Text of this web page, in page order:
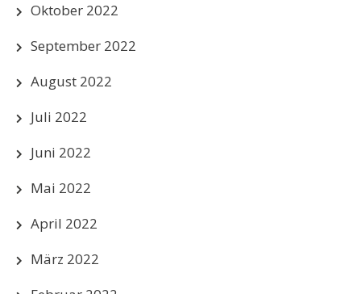
Oktober 2022
September 2022
August 2022
Juli 2022
Juni 2022
Mai 2022
April 2022
März 2022